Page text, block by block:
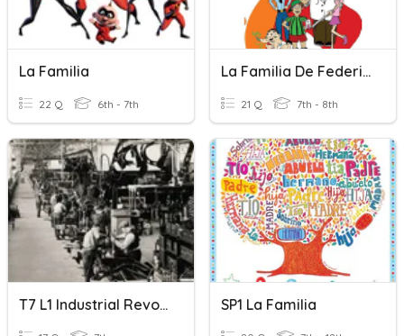
La Familia
22 Q 6th - 7th
La Familia De Federico Rico (Cap. 1)
21 Q 7th - 8th
T7 L1 Industrial Revolution 4/28/2021 SP1 La Familia